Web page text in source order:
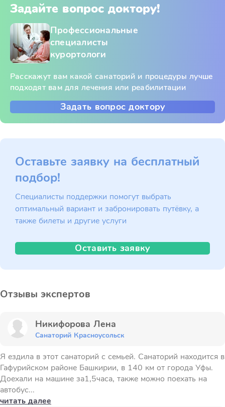
Задайте вопрос доктору!
Профессиональные
специалисты
курортологи
Расскажут вам какой санаторий и процедуры лучше
подходят вам для лечения или реабилитации
Задать вопрос доктору
Оставьте заявку на бесплатный
подбор!
Специалисты поддержки помогут выбрать
оптимальный вариант и забронировать путёвку, а
также билеты и другие услуги
Оставить заявку
Отзывы экспертов
Никифорова Лена
Санаторий Красноусольск
Я ездила в этот санаторий с семьей. Санаторий находится в
Гафурийском районе Башкирии, в 140 км от города Уфы.
Доехали на машине за1,5часа, также можно поехать на
автобус...
читать далее